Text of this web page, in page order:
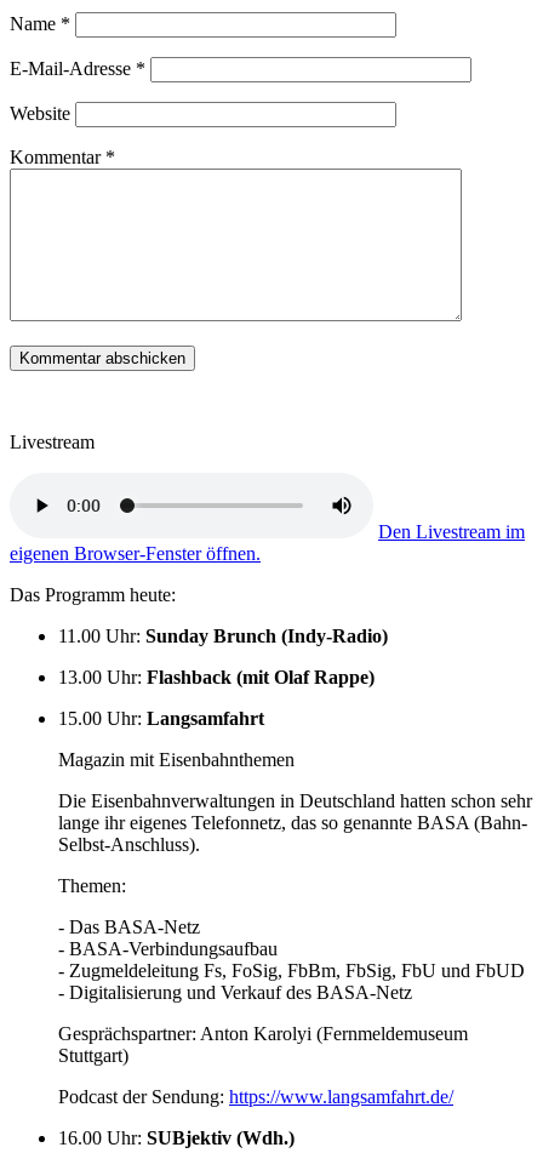
Name *
E-Mail-Adresse *
Website
Kommentar *
Livestream
Den Livestream im
eigenen Browser-Fenster öffnen.
Das Programm heute:
11.00 Uhr: Sunday Brunch (Indy-Radio)
13.00 Uhr: Flashback (mit Olaf Rappe)
15.00 Uhr: Langsamfahrt
Magazin mit Eisenbahnthemen
Die Eisenbahnverwaltungen in Deutschland hatten schon sehr
lange ihr eigenes Telefonnetz, das so genannte BASA (Bahn-
Selbst-Anschluss).
Themen:
- Das BASA-Netz
- BASA-Verbindungsaufbau
- Zugmeldeleitung Fs, FoSig, FbBm, FbSig, FbU und FbUD
- Digitalisierung und Verkauf des BASA-Netz
Gesprächspartner: Anton Karolyi (Fernmeldemuseum
Stuttgart)
Podcast der Sendung: https://www.langsamfahrt.de/
16.00 Uhr: SUBjektiv (Wdh.)